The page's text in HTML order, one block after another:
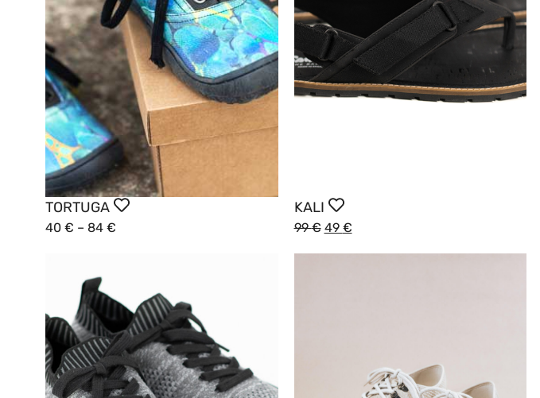
TORTUGA
40 € – 84 €
KALI
99€ 49 €